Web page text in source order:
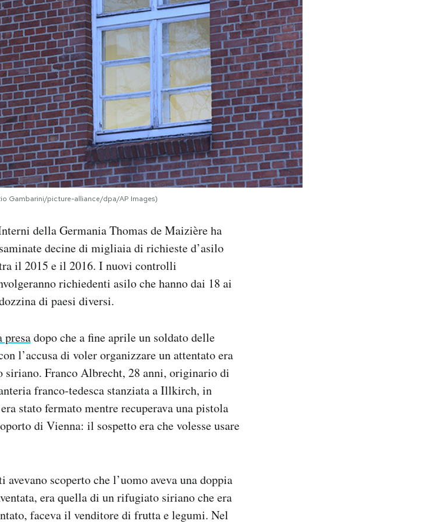
Gambarini/picture-alliance/dpa/AP Images)
della Germania Thomas de Maizière ha
decine di migliaia di richieste d’asilo
il 2015 e il 2016. I nuovi controlli
richiedenti asilo che hanno dai 18 ai
di paesi diversi.
presadopo che a fine aprile un soldato delle
l’accusa di voler organizzare un attentato era
Franco Albrecht, 28 anni, originario di
franco-tedesca stanziata a Illkirch, in
stato fermato mentre recuperava una pistola
di Vienna: il sospetto era che volesse usare
scoperto che l’uomo aveva una doppia
era quella di un rifugiato siriano che era
faceva il venditore di frutta e legumi. Nel